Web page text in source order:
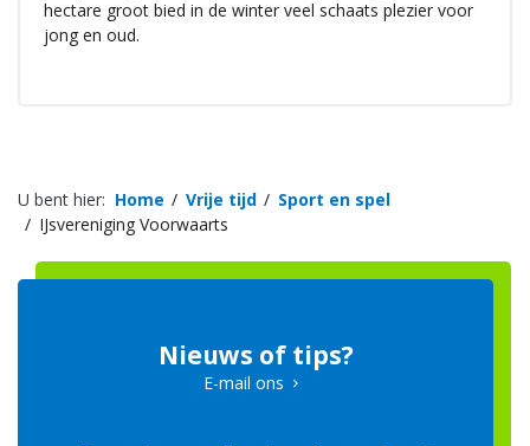
hectare groot bied in de winter veel schaats plezier voor
jong en oud.
U bent hier: Home Vrije tijd
Sport en spel
IJsvereniging Voorwaarts
Nieuws of tips?
E-mail ons